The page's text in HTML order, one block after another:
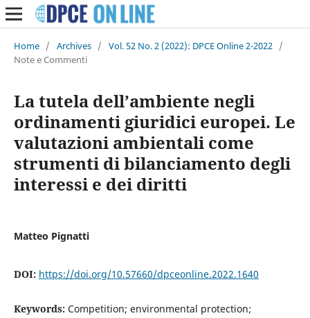
Home / Archives / Vol. 52 No. 2 (2022): DPCE Online 2-2022 /
Note e Commenti
La tutela dell’ambiente negli
ordinamenti giuridici europei. Le
valutazioni ambientali come
strumenti di bilanciamento degli
interessi e dei diritti
Matteo Pignatti
DOI: https://doi.org/10.57660/dpceonline.2022.1640
Keywords: Competition; environmental protection;